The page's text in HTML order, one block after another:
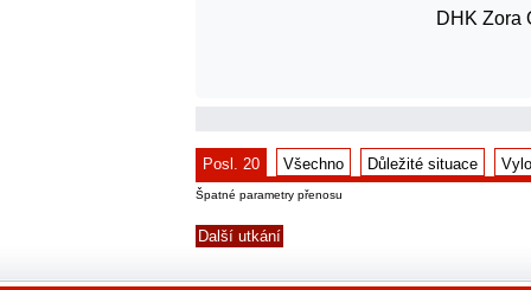
DHK Zora
Posl. 20 Všechno Důležité situace
Špatné parametry přenosu
Další utkání